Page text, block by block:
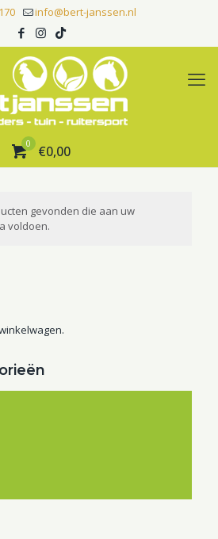
info@bert-janssen.nl
0 €0,00
gevonden die aan uw
voldoen.